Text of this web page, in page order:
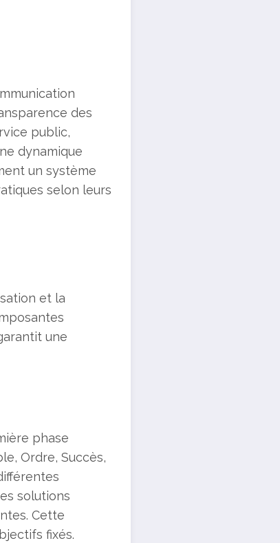
des
public,
dynamique
un système
selon leurs
et la
une
phase
Ordre, Succès,
solutions
Cette
fixés.